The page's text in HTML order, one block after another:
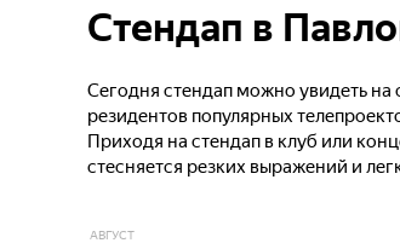
Стендап в
Сегодня стендап можно увидеть на
резидентов популярных
Приходя на стендап в клуб или
стесняется резких выражений и
АВГУСТ